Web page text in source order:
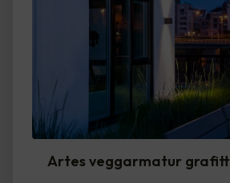
Artes veggarmatur grafitt